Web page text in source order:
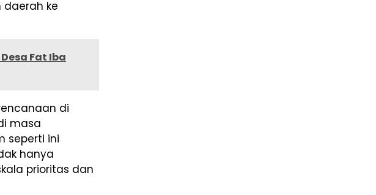
ke
Fat Iba
di
masa
seperti ini
hanya
prioritas dan